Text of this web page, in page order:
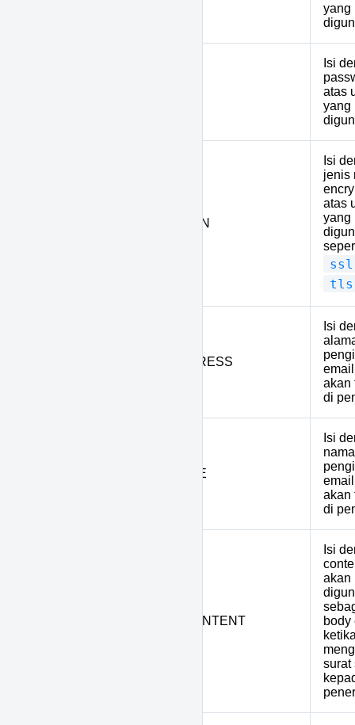
yang
Isi
atas
yang
MAIL_ENCRYPTION
Isi
jenis
atas
yang
ssl
tls
MAIL_FROM_ADDRESS
Isi
akan
di
MAIL_FROM_NAME
Isi
nama
akan
di
SICK_LETTER_CONTENT
Isi
akan
body
surat